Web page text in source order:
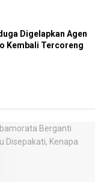
Digelapkan Agen
Kembali Tercoreng